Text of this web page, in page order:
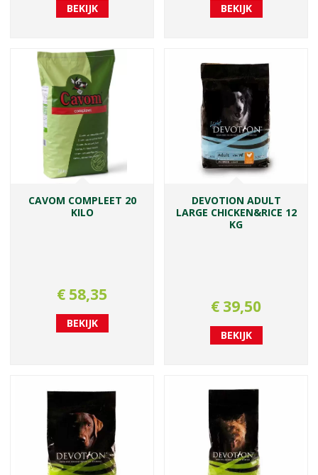
BEKIJK BEKIJK
CAVOM COMPLEET 20
KILO
€ 58,35
BEKIJK
DEVOTION ADULT
LARGE CHICKEN&RICE 12
KG
€ 39,50
BEKIJK